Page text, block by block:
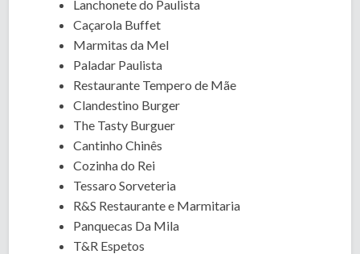
Lanchonete do Paulista
Caçarola Buffet
Marmitas da Mel
Paladar Paulista
Restaurante Tempero de Mãe
Clandestino Burger
The Tasty Burguer
Cantinho Chinês
Cozinha do Rei
Tessaro Sorveteria
R&S Restaurante e Marmitaria
Panquecas Da Mila
T&R Espetos